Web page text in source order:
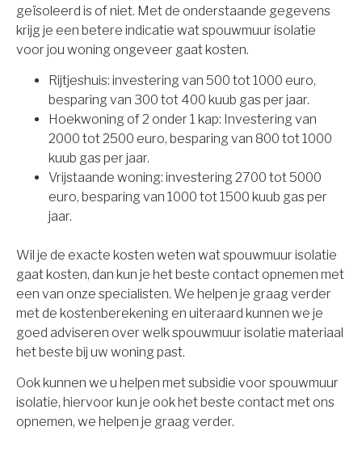
geïsoleerd is of niet. Met de onderstaande gegevens
krijg je een betere indicatie wat spouwmuur isolatie
voor jou woning ongeveer gaat kosten.
Rijtjeshuis: investering van 500 tot 1000 euro,
besparing van 300 tot 400 kuub gas per jaar.
Hoekwoning of 2 onder 1 kap: Investering van
2000 tot 2500 euro, besparing van 800 tot 1000
kuub gas per jaar.
Vrijstaande woning: investering 2700 tot 5000
euro, besparing van 1000 tot 1500 kuub gas per
jaar.
Wil je de exacte kosten weten wat spouwmuur isolatie
gaat kosten, dan kun je het beste contact opnemen met
een van onze specialisten. We helpen je graag verder
met de kostenberekening en uiteraard kunnen we je
goed adviseren over welk spouwmuur isolatie materiaal
het beste bij uw woning past.
Ook kunnen we u helpen met subsidie voor spouwmuur
isolatie, hiervoor kun je ook het beste contact met ons
opnemen, we helpen je graag verder.